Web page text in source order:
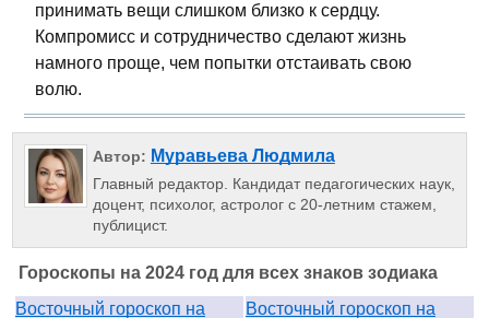
принимать вещи слишком близко к сердцу.
Компромисс и сотрудничество сделают жизнь
намного проще, чем попытки отстаивать свою
волю.
Автор: Муравьева Людмила
Главный редактор. Кандидат педагогических наук,
доцент, психолог, астролог с 20-летним стажем,
публицист.
Гороскопы на 2024 год для всех знаков зодиака
Восточный гороскоп на
Восточный гороскоп на